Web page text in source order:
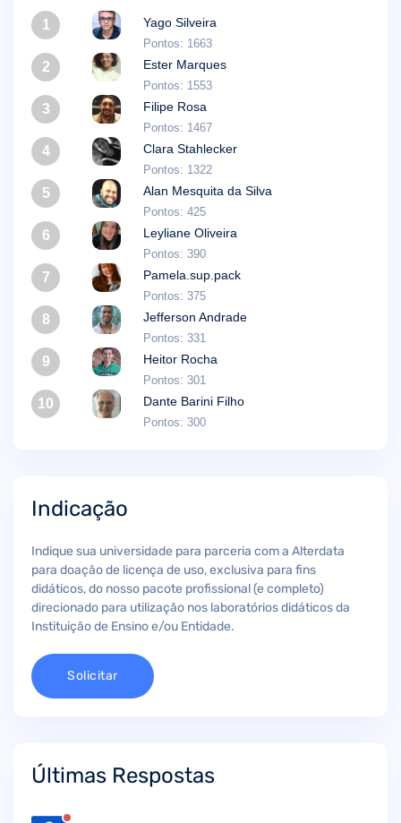
1 Yago Silveira
Pontos: 1663
2 Ester Marques
Pontos: 1553
3 Filipe Rosa
Pontos: 1467
4 Clara Stahlecker
Pontos: 1322
5 Alan Mesquita da Silva
Pontos: 425
6 Leyliane Oliveira
Pontos: 390
7 Pamela.sup.pack
Pontos: 375
8 Jefferson Andrade
Pontos: 331
9 Heitor Rocha
Pontos: 301
10 Dante Barini Filho
Pontos: 300
Indicação
Indique sua universidade para parceria com a Alterdata
para doação de licença de uso, exclusiva para fins
didáticos, do nosso pacote profissional (e completo)
direcionado para utilização nos laboratórios didáticos da
Instituição de Ensino e/ou Entidade.
Solicitar
Últimas Respostas